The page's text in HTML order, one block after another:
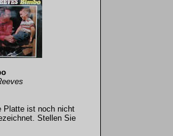
Platte ist noch nicht
Stellen Sie